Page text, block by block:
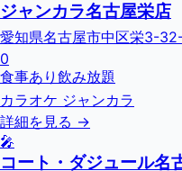
ジャンカラ名古屋栄店
愛知県名古屋市中区栄3-
0
食事あり 飲み放題
カラオケ ジャンカラ
詳細を見る →
🎤
コート・ダジュール名